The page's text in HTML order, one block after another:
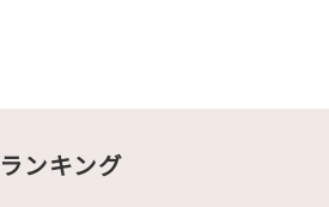
ランキング